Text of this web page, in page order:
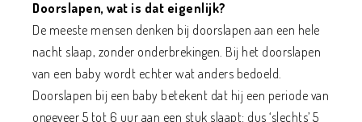
Doorslapen, wat is dat eigenlijk?
De meeste mensen denken bij doorslapen aan een hele
nacht slaap, zonder onderbrekingen. Bij het doorslapen
van een baby wordt echter wat anders bedoeld.
Doorslapen bij een baby betekent dat hij een periode van
ongeveer 5 tot 6 uur aan een stuk slaapt: dus ‘slechts’ 5